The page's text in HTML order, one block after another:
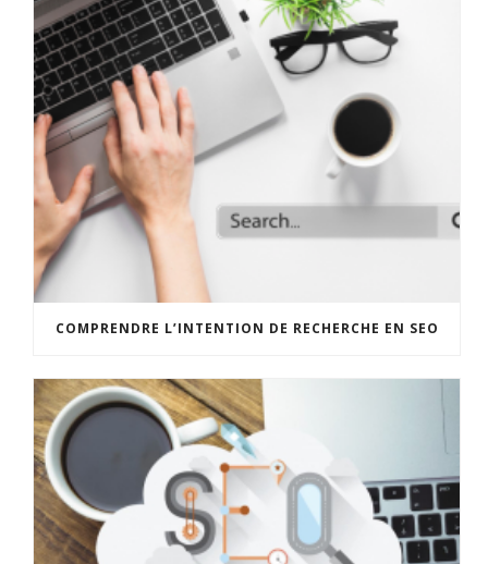
COMPRENDRE L’INTENTION DE RECHERCHE EN SEO